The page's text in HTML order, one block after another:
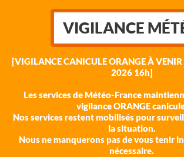
VIGILANCE
[VIGILANCE CANICULE ORANGE À
2026 16h]
Les services de Météo-France
vigilance ORANGE
Nos services restent mobilisés pour
la situation.
Nous ne manquerons pas de vous tenir
nécessaire.